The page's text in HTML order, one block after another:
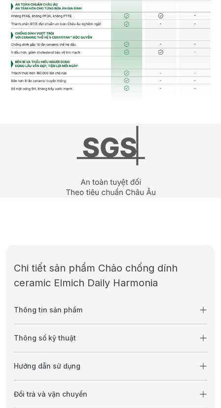
Chi tiết sản phẩm Chảo chống dính
ceramic Elmich Daily Harmonia
Thông tin sản phẩm
Thông số kỹ thuật
Hướng dẫn sử dụng
Đổi trả và vận chuyển